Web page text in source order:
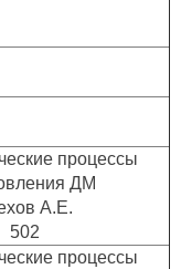
процессы
ДМ
А.Е.
502
процессы